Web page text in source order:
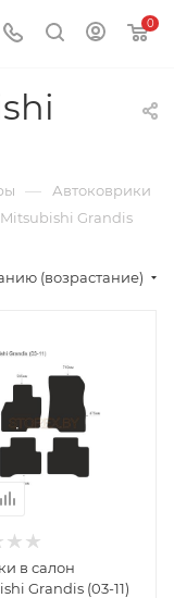
0
— Автоковрики
Grandis
(возрастание)
в салон
Grandis (03-11)